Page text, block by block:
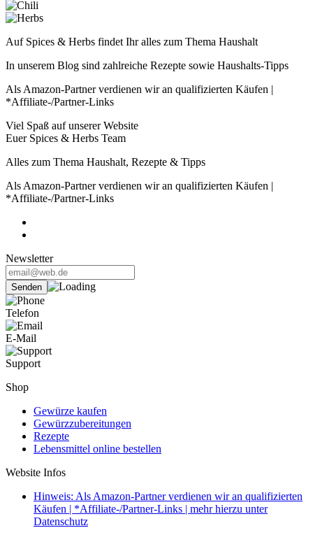
Auf Spices & Herbs findet Ihr alles zum Thema Haushalt
In unserem Blog sind zahlreiche Rezepte sowie Haushalts-Tipps
Als Amazon-Partner verdienen wir an qualifizierten Käufen |
*Affiliate-/Partner-Links
Viel Spaß auf unserer Website
Euer Spices & Herbs Team
Alles zum Thema Haushalt, Rezepte & Tipps
Als Amazon-Partner verdienen wir an qualifizierten Käufen |
*Affiliate-/Partner-Links
Newsletter
Telefon
E-Mail
Support
Shop
Gewürze kaufen
Gewürzzubereitungen
Rezepte
Lebensmittel online bestellen
Website Infos
Hinweis: Als Amazon-Partner verdienen wir an qualifizierten
Käufen | *Affiliate-/Partner-Links | mehr hierzu unter
Datenschutz